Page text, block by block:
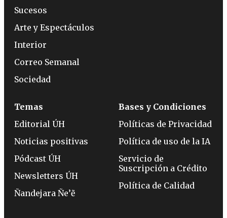
Sucesos
Arte y Espectáculos
Interior
Correo Semanal
Sociedad
Temas
Editorial ÚH
Noticias positivas
Pódcast ÚH
Newsletters ÚH
Ñandejara Ñe’ẽ
Bases y Condiciones
Políticas de Privacidad
Política de uso de la IA
Servicio de
Suscripción a Crédito
Política de Calidad